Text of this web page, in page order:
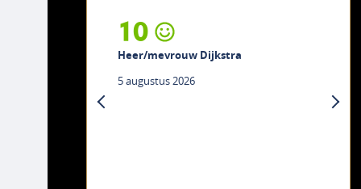
10
Heer/mevrouw Dijkstra
5 augustus 2026
previous
next